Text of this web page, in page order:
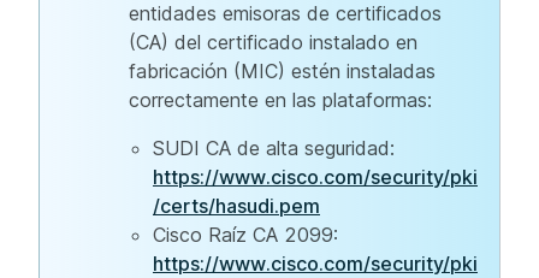
entidades emisoras de certificados
(CA) del certificado instalado en
fabricación (MIC) estén instaladas
correctamente en las plataformas:
SUDI CA de alta seguridad:
https://www.cisco.com/security/pki
/certs/hasudi.pem
Cisco Raíz CA 2099:
https://www.cisco.com/security/pki